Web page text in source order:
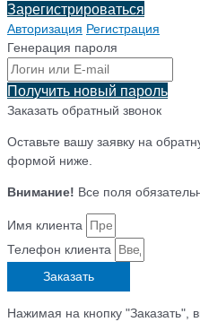
Зарегистрироваться
Авторизация Регистрация
Генерация пароля
Получить новый пароль
Заказать обратный звонок
Оставьте вашу заявку на
формой ниже.
Внимание! Все поля
Имя клиента
Телефон клиента
Заказать
Нажимая на кнопку "Заказать",